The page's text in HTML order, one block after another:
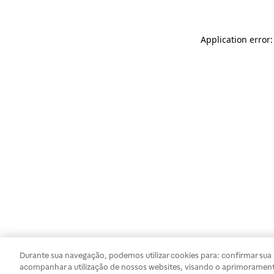
Application
Durante sua navegação, podemos utilizar cookies para: confirmar
acompanhar a utilização de nossos websites, visando o